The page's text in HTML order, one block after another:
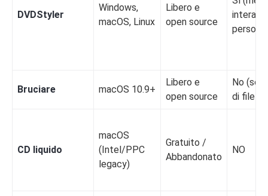
DVDStyler
Windows,
macOS, Linux
Libero e
open source
Bruciare macOS 10.9+
Libero e
open source
No
di file
CD liquido
macOS
(Intel/PPC
legacy)
Gratuito /
Abbandonato
NO